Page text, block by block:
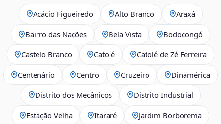
Acácio Figueiredo Alto Branco Araxá
Bairro das Nações Bela Vista Bodocongó
Castelo Branco Catolé Catolé de Zé Ferreira
Centenário Centro Cruzeiro Dinamérica
Distrito dos Mecânicos Distrito Industrial
Estação Velha Itararé Jardim Borborema